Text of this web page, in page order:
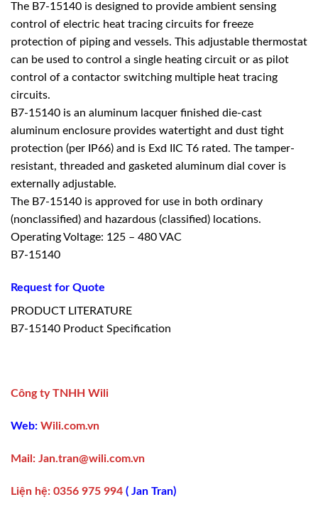
The B7-15140 is designed to provide ambient sensing
control of electric heat tracing circuits for freeze
protection of piping and vessels. This adjustable thermostat
can be used to control a single heating circuit or as pilot
control of a contactor switching multiple heat tracing
circuits.
B7-15140 is an aluminum lacquer finished die-cast
aluminum enclosure provides watertight and dust tight
protection (per IP66) and is Exd IIC T6 rated. The tamper-
resistant, threaded and gasketed aluminum dial cover is
externally adjustable.
The B7-15140 is approved for use in both ordinary
(nonclassified) and hazardous (classified) locations.
Operating Voltage: 125 – 480 VAC
B7-15140
Request for Quote
PRODUCT LITERATURE
B7-15140 Product Specification
Công ty TNHH Wili
Web: Wili.com.vn
Mail: Jan.tran@wili.com.vn
Liện hệ: 0356 975 994 ( Jan Tran)